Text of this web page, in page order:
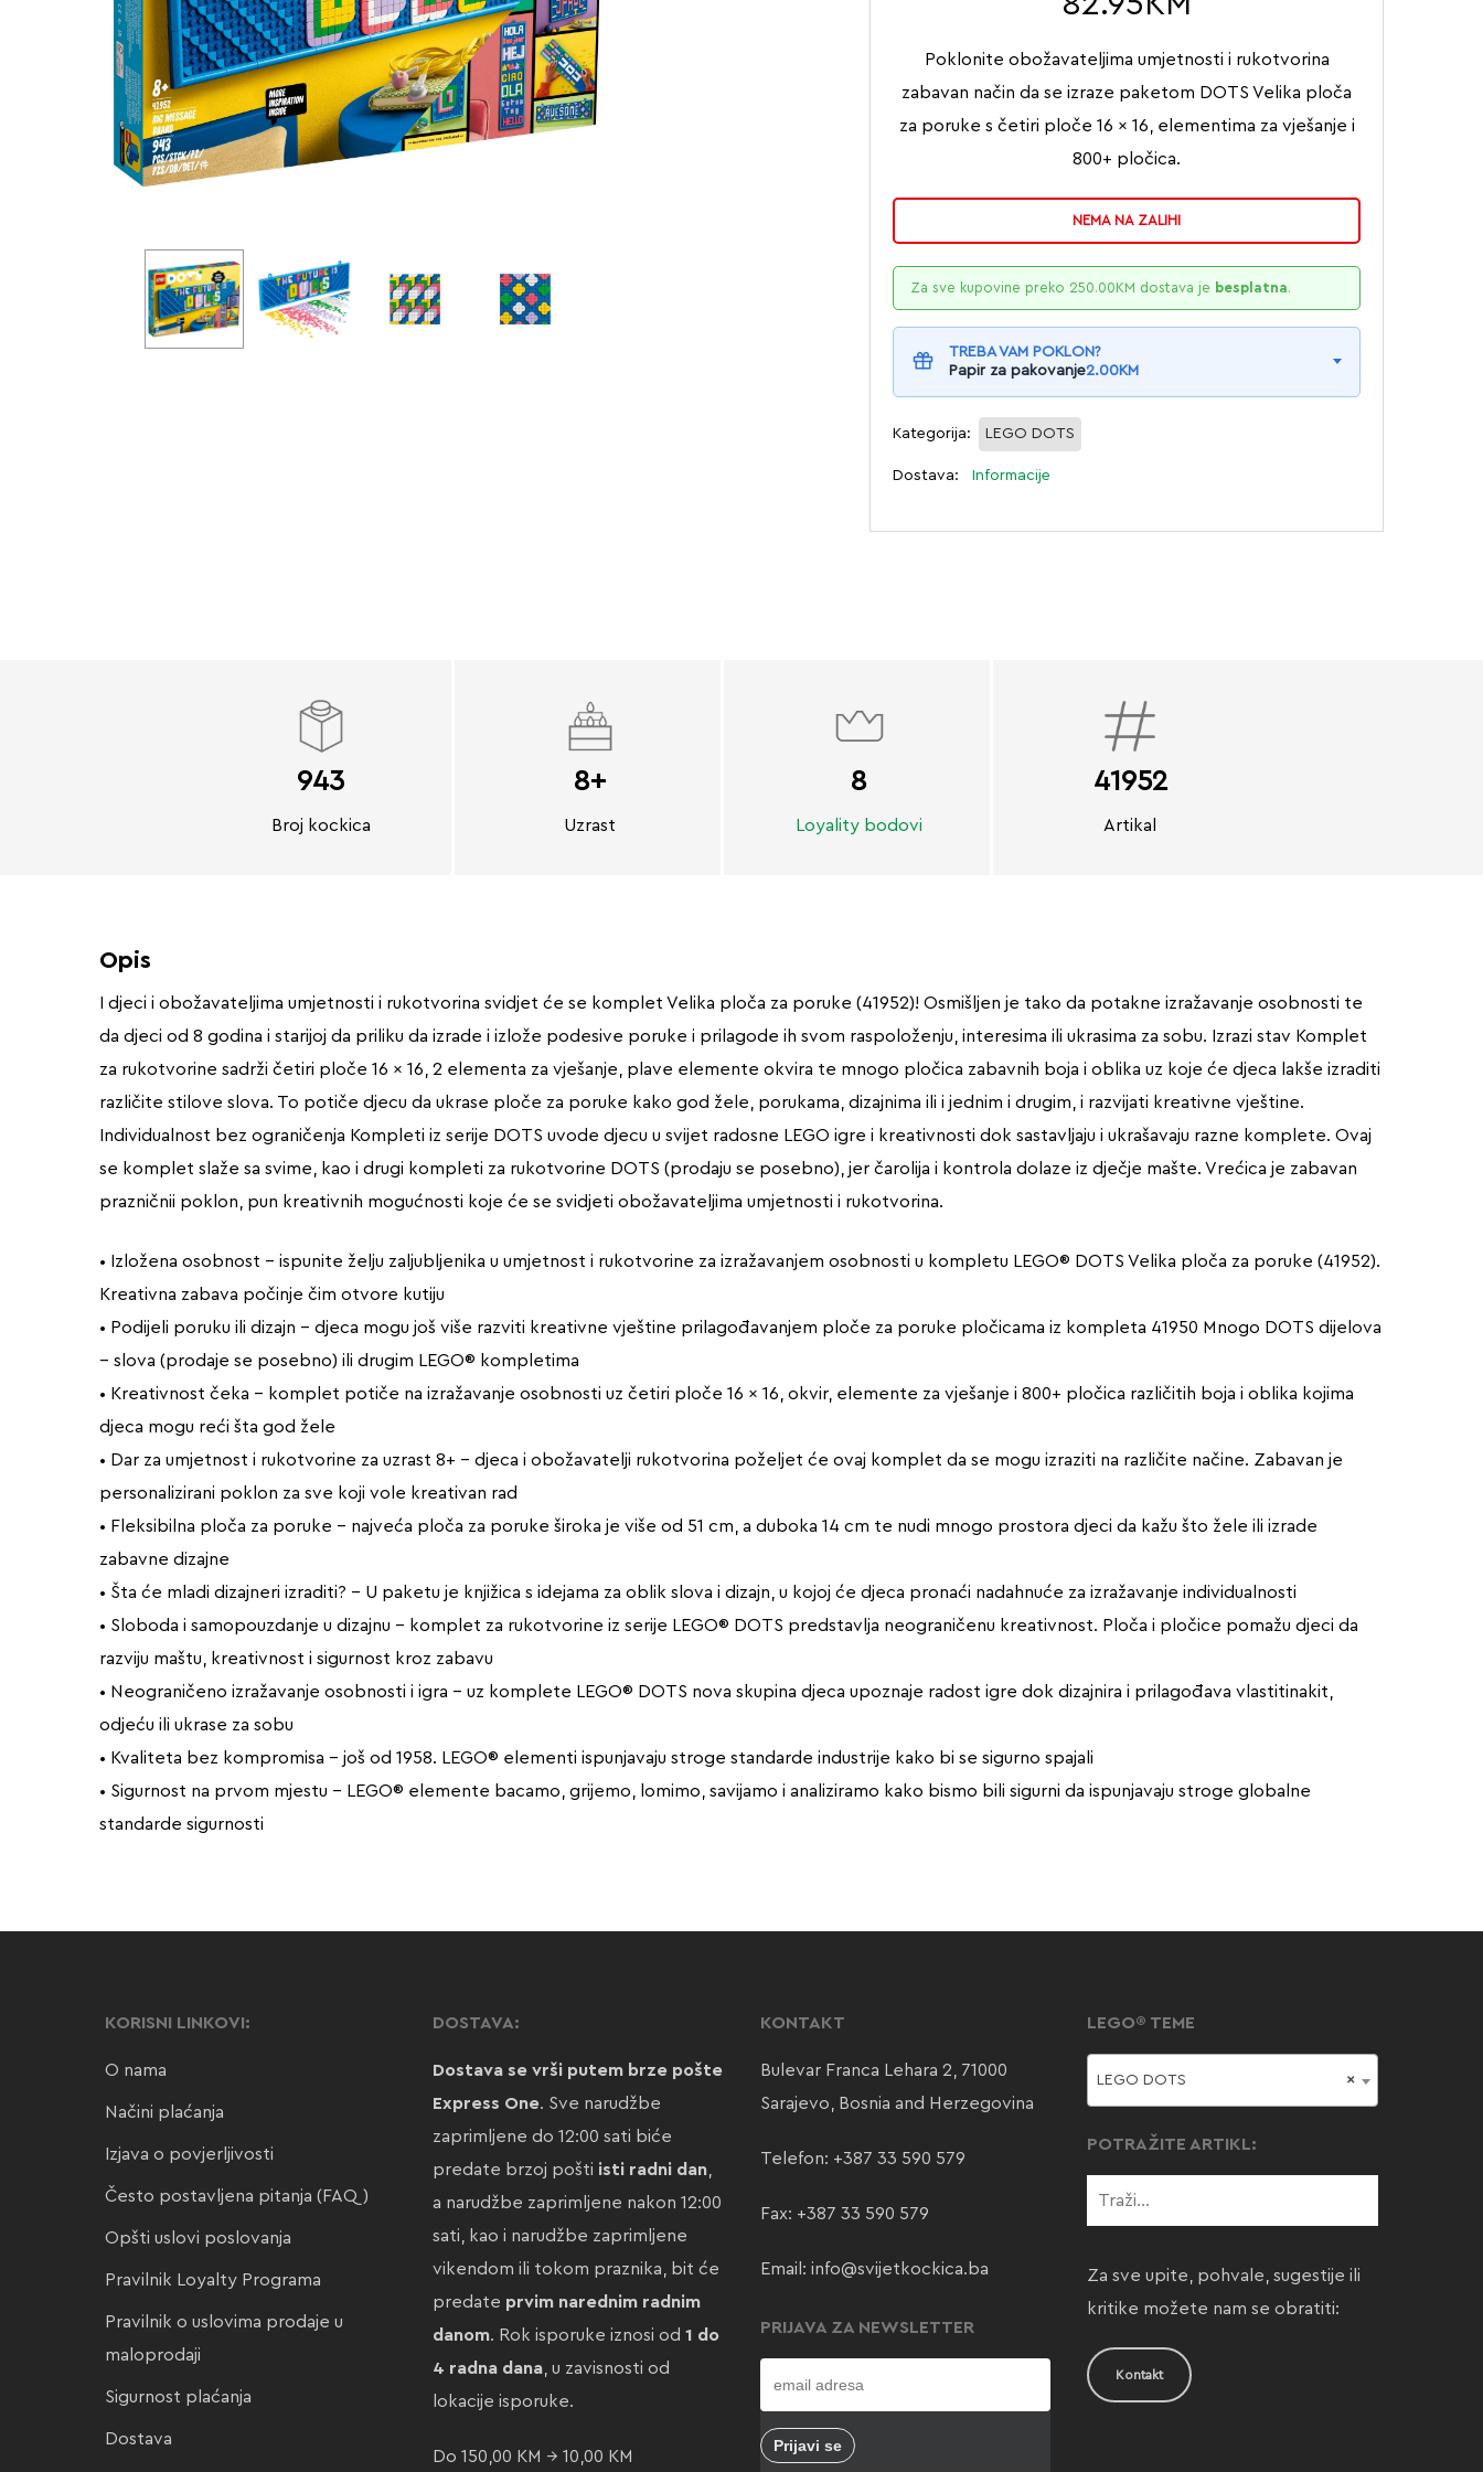
Poklonite obožavateljima umjetnosti i rukotvorina
zabavan način da se izraze paketom DOTS Velika ploča
za poruke s četiri ploče 16 x 16, elementima za vješanje i
800+ pločica.
NEMA NA ZALIHI
Za sve kupovine preko 250.00KM dostava je besplatna
TREBA VAM POKLON?
Papir za pakovanje2.00KM
Kategorija: LEGO DOTS
Dostava: Informacije
943
Broj kockica
8+
Uzrast
8
Loyality bodovi
41952
Artikal
Opis
I djeci i obožavateljima umjetnosti i rukotvorina svidjet će se komplet Velika ploča za poruke (41952)! Osmišljen je tako da potakne izražavanje osobnosti te
da djeci od 8 godina i starijoj da priliku da izrade i izlože podesive poruke i prilagode ih svom raspoloženju, interesima ili ukrasima za sobu. Izrazi stav Komplet
za rukotvorine sadrži četiri ploče 16 x 16, 2 elementa za vješanje, plave elemente okvira te mnogo pločica zabavnih boja i oblika uz koje će djeca lakše izraditi
različite stilove slova. To potiče djecu da ukrase ploče za poruke kako god žele, porukama, dizajnima ili i jednim i drugim, i razvijati kreativne vještine.
Individualnost bez ograničenja Kompleti iz serije DOTS uvode djecu u svijet radosne LEGO igre i kreativnosti dok sastavljaju i ukrašavaju razne komplete. Ovaj
se komplet slaže sa svime, kao i drugi kompleti za rukotvorine DOTS (prodaju se posebno), jer čarolija i kontrola dolaze iz dječje mašte. Vrećica je zabavan
prazničnii poklon, pun kreativnih mogućnosti koje će se svidjeti obožavateljima umjetnosti i rukotvorina.
• Izložena osobnost – ispunite želju zaljubljenika u umjetnost i rukotvorine za izražavanjem osobnosti u kompletu LEGO® DOTS Velika ploča za poruke (41952).
Kreativna zabava počinje čim otvore kutiju
• Podijeli poruku ili dizajn – djeca mogu još više razviti kreativne vještine prilagođavanjem ploče za poruke pločicama iz kompleta 41950 Mnogo DOTS dijelova
– slova (prodaje se posebno) ili drugim LEGO® kompletima
• Kreativnost čeka – komplet potiče na izražavanje osobnosti uz četiri ploče 16 x 16, okvir, elemente za vješanje i 800+ pločica različitih boja i oblika kojima
djeca mogu reći šta god žele
• Dar za umjetnost i rukotvorine za uzrast 8+ – djeca i obožavatelji rukotvorina poželjet će ovaj komplet da se mogu izraziti na različite načine. Zabavan je
personalizirani poklon za sve koji vole kreativan rad
• Fleksibilna ploča za poruke – najveća ploča za poruke široka je više od 51 cm, a duboka 14 cm te nudi mnogo prostora djeci da kažu što žele ili izrade
zabavne dizajne
• Šta će mladi dizajneri izraditi? – U paketu je knjižica s idejama za oblik slova i dizajn, u kojoj će djeca pronaći nadahnuće za izražavanje individualnosti
• Sloboda i samopouzdanje u dizajnu – komplet za rukotvorine iz serije LEGO® DOTS predstavlja neograničenu kreativnost. Ploča i pločice pomažu djeci da
razviju maštu, kreativnost i sigurnost kroz zabavu
• Neograničeno izražavanje osobnosti i igra – uz komplete LEGO® DOTS nova skupina djeca upoznaje radost igre dok dizajnira i prilagođava vlastitinakit,
odjeću ili ukrase za sobu
• Kvaliteta bez kompromisa – još od 1958. LEGO® elementi ispunjavaju stroge standarde industrije kako bi se sigurno spajali
• Sigurnost na prvom mjestu – LEGO® elemente bacamo, grijemo, lomimo, savijamo i analiziramo kako bismo bili sigurni da ispunjavaju stroge globalne
standarde sigurnosti
KORISNI LINKOVI:
O nama
Načini plaćanja
Izjava o povjerljivosti
Često postavljena pitanja (FAQ)
Opšti uslovi poslovanja
Pravilnik Loyalty Programa
Pravilnik o uslovima prodaje u
maloprodaji
Sigurnost plaćanja
Dostava
DOSTAVA:
Dostava se vrši putem brze pošte
Express One. Sve narudžbe
zaprimljene do 12:00 sati biće
predate brzoj pošti isti radni dan,
a narudžbe zaprimljene nakon 12:00
sati, kao i narudžbe zaprimljene
vikendom ili tokom praznika, bit će
predate prvim narednim radnim
danom. Rok isporuke iznosi od 1 do
4 radna dana, u zavisnosti od
lokacije isporuke.
Do 150,00 KM → 10,00 KM
KONTAKT
Bulevar Franca Lehara 2, 71000
Sarajevo, Bosnia and Herzegovina
Telefon: +387 33 590 579
Fax: +387 33 590 579
Email: info@svijetkockica.ba
PRIJAVA ZA NEWSLETTER
LEGO® TEME
×
LEGO DOTS
POTRAŽITE ARTIKL:
Za sve upite, pohvale, sugestije ili
kritike možete nam se obratiti:
Kontakt